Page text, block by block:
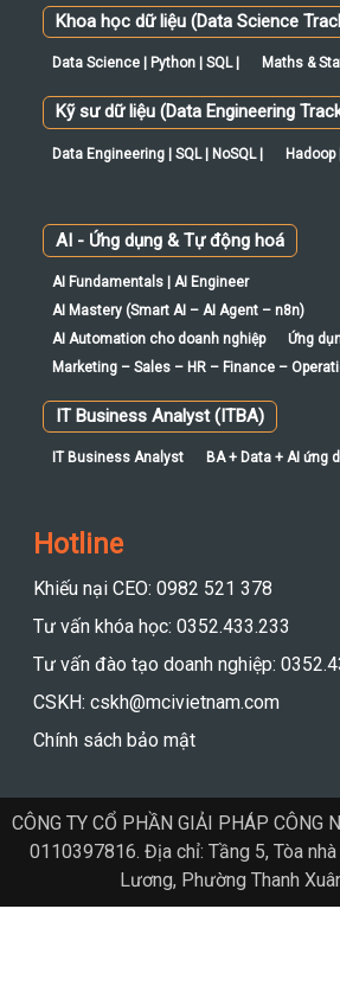
Data Science | Python | SQL | Maths &
Kỹ sư dữ liệu (Data Engineering
Data Engineering | SQL | NoSQL | Hadoop
AI Fundamentals | AI Engineer
AI Mastery (Smart AI – AI Agent – n8n)
AI Automation cho doanh nghiệp
Marketing – Sales – HR – Finance –
IT Business Analyst (ITBA)
IT Business Analyst BA + Data + AI ứng
Khiếu nại CEO: 0982 521 378
0110397816. Địa chỉ: Tầng 5, Tòa
Lương, Phường Thanh